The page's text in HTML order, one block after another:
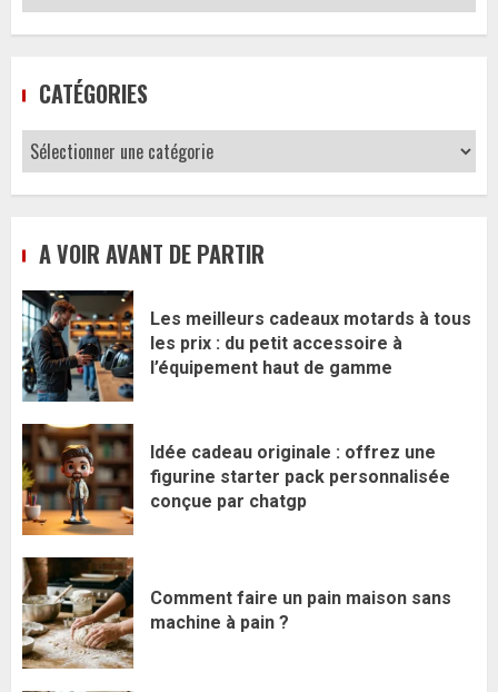
CATÉGORIES
Catégories
A VOIR AVANT DE PARTIR
Les meilleurs cadeaux motards à tous
les prix : du petit accessoire à
l’équipement haut de gamme
Idée cadeau originale : offrez une
figurine starter pack personnalisée
conçue par chatgp
Comment faire un pain maison sans
machine à pain ?